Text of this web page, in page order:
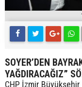
SOYER’DEN
YAĞDIRACAĞIZ”
CHP İzmir Büyükşehir